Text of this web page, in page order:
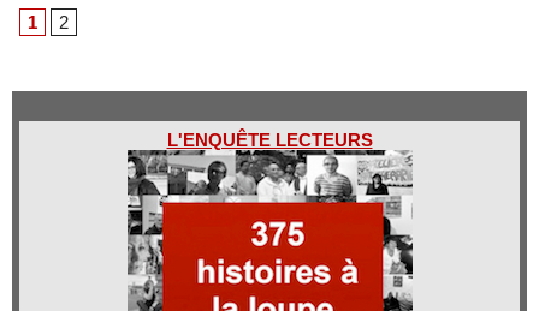
1
2
L'ENQUÊTE LECTEURS